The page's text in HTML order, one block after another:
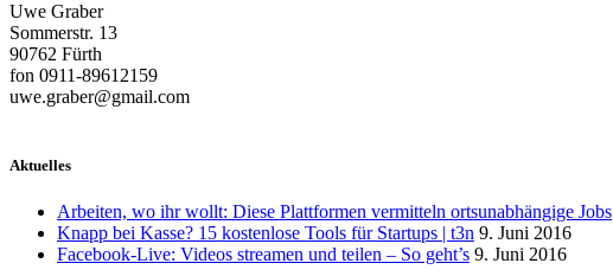
Uwe Graber
Sommerstr. 13
90762 Fürth
fon 0911-89612159
uwe.graber@gmail.com
Aktuelles
Arbeiten, wo ihr wollt: Diese Plattformen vermitteln ortsunabhängige Jobs
Knapp bei Kasse? 15 kostenlose Tools für Startups | t3n 9. Juni 2016
Facebook-Live: Videos streamen und teilen – So geht’s 9. Juni 2016